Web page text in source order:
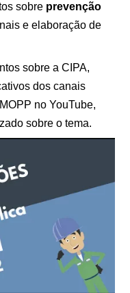
sobre prevenção
e elaboração de
sobre a CIPA,
dos canais
no YouTube,
sobre o tema.